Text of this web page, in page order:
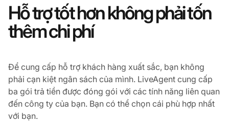
Hỗ trợ tốt hơn không phải tốn
thêm chi phí
Để cung cấp hỗ trợ khách hàng xuất sắc, bạn không
phải cạn kiệt ngân sách của mình. LiveAgent cung cấp
ba gói trả tiền được đóng gói với các tính năng liên quan
đến công ty của bạn. Bạn có thể chọn cái phù hợp nhất
với bạn.